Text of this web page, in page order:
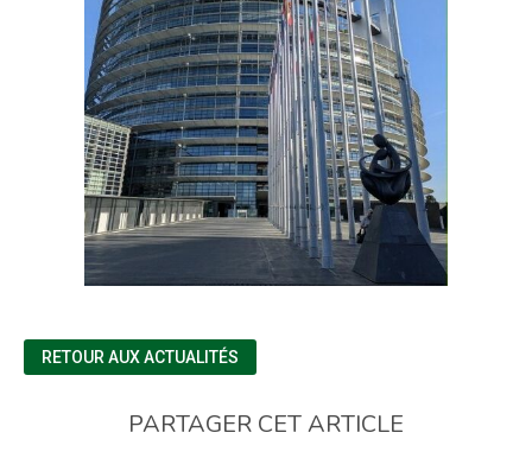
RETOUR AUX ACTUALITÉS
PARTAGER CET ARTICLE